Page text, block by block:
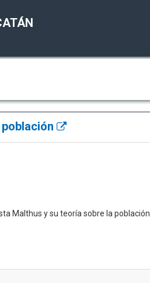
Malthus y su teoría sobre la población.